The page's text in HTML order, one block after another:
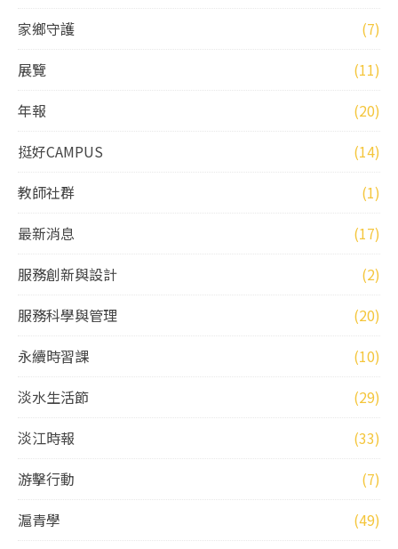
家鄉守護
(7)
展覽
(11)
年報
(20)
挺好CAMPUS
(14)
教師社群
(1)
最新消息
(17)
服務創新與設計
(2)
服務科學與管理
(20)
永續時習課
(10)
淡水生活節
(29)
淡江時報
(33)
游擊行動
(7)
滬青學
(49)